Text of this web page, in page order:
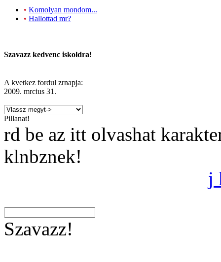
• Komolyan mondom...
• Hallottad mr?
Szavazz kedvenc iskoldra!
A kvetkez fordul zrnapja:
2009. mrcius 31.
Pillanat!
rd be az itt olvashat
klnbznek!
j
Szavazz!